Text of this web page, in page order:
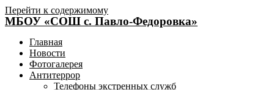
Перейти к содержимому
МБОУ «СОШ с. Павло-Федоровка»
Главная
Новости
Фотогалерея
Антитеррор
Телефоны экстренных служб